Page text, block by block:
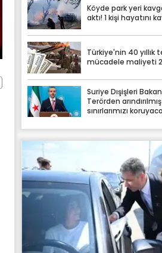
Köyde park yeri
aktı! 1 kişi hayatını
Türkiye'nin 40 yıllık
mücadele maliyeti
Suriye Dışişleri
Terörden
sınırlarımızı